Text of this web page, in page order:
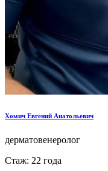
Хомич Евгений Анатольевич
дерматовенеролог
Стаж: 22 года